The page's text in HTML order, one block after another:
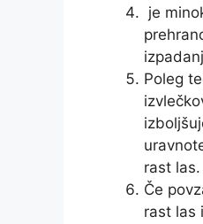
je
Poleg
rast las.
Če
rast las